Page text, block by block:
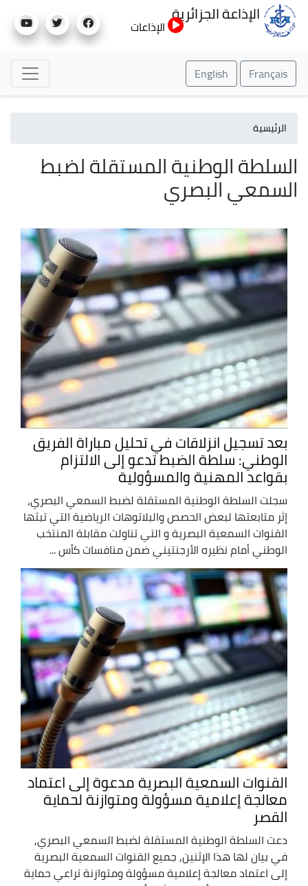
إلى
الإذاعة الجزائرية
الإذاعات
Français
English
الرئيسية
السلطة الوطنية المستقلة لضبط
السمعي البصري
بعد تسجيل انزلاقات في تحليل مباراة الفريق
الوطني: سلطة الضبط تدعو إلى الالتزام
بقواعد المهنية والمسؤولية
سجلت السلطة الوطنية المستقلة لضبط السمعي البصري،
إثر متابعتها لبعض الحصص والبلاتوهات الرياضية التي تبثها
القنوات السمعية البصرية و التي تناولت مقابلة المنتخب
الوطني أمام نظيره الأرجنتيني ضمن منافسات كأس ...
القنوات السمعية البصرية مدعوة إلى اعتماد
معالجة إعلامية مسؤولة ومتوازنة لحماية
القصر
دعت السلطة الوطنية المستقلة لضبط السمعي البصري,
في بيان لها هذا الإثنين, جميع القنوات السمعية البصرية
إلى اعتماد معالجة إعلامية مسؤولة ومتوازنة تراعي حماية